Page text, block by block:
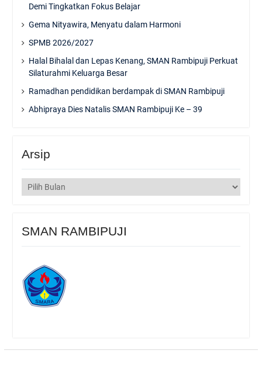
Demi Tingkatkan Fokus Belajar
Gema Nityawira, Menyatu dalam Harmoni
SPMB 2026/2027
Halal Bihalal dan Lepas Kenang, SMAN Rambipuji Perkuat
Silaturahmi Keluarga Besar
Ramadhan pendidikan berdampak di SMAN Rambipuji
Abhipraya Dies Natalis SMAN Rambipuji Ke – 39
Arsip
Arsip
SMAN RAMBIPUJI